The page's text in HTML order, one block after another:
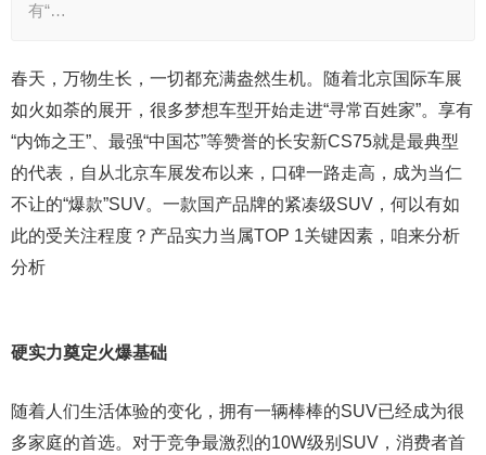
有“…
春天，万物生长，一切都充满盎然生机。随着北京国际车展
如火如荼的展开，很多梦想车型开始走进“寻常百姓家”。享有
“内饰之王”、最强“中国芯”等赞誉的长安新CS75就是最典型
的代表，自从北京车展发布以来，口碑一路走高，成为当仁
不让的“爆款”SUV。一款国产品牌的紧凑级SUV，何以有如
此的受关注程度？产品实力当属TOP 1关键因素，咱来分析
分析
硬实力奠定火爆基础
随着人们生活体验的变化，拥有一辆棒棒的SUV已经成为很
多家庭的首选。对于竞争最激烈的10W级别SUV，消费者首